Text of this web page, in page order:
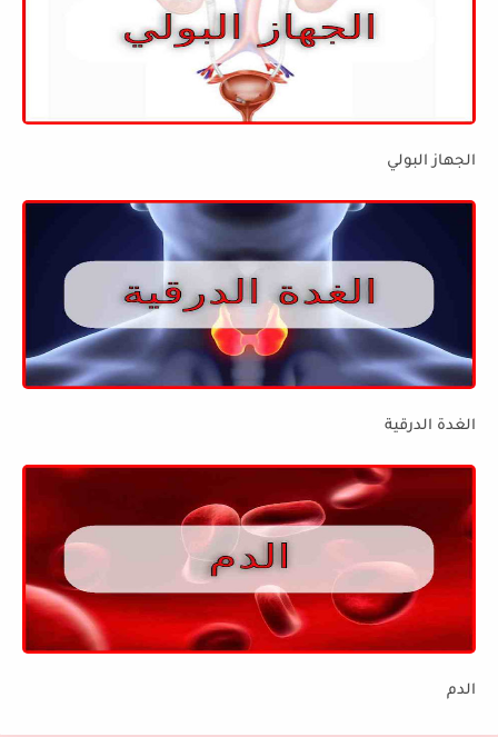
الجهاز البولي
الغدة الدرقية
الدم